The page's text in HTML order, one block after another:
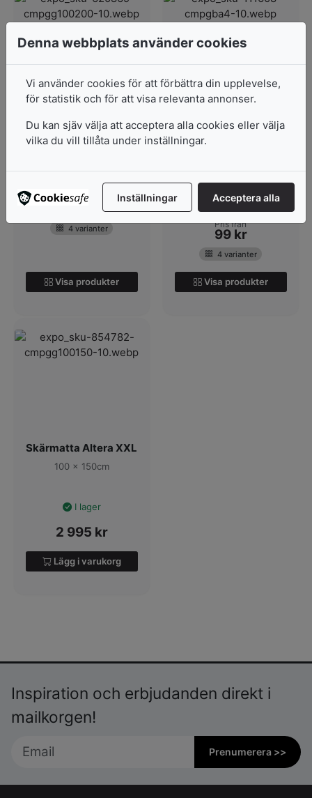
Skärmatta Altera i storlek
100x200cm.nSkärmattan
I lager
Pris från
129
4 varianter
Visa produkter
3MM
Skärmatta från
I lager
Pris från
99 kr
4 varianter
Visa produkter
Skärmatta Altera XXL
100 x 150cm
I lager
2 995 kr
Lägg i varukorg
Inspiration och erbjudanden direkt i
mailkorgen!
Prenumerera >>
Denna webbplats använder cookies
Vi använder cookies för att förbättra din upplevelse,
för statistik och för att visa relevanta annonser.
Du kan sjäv välja att acceptera alla cookies eller välja
vilka du vill tillåta under inställningar.
Inställningar Acceptera alla